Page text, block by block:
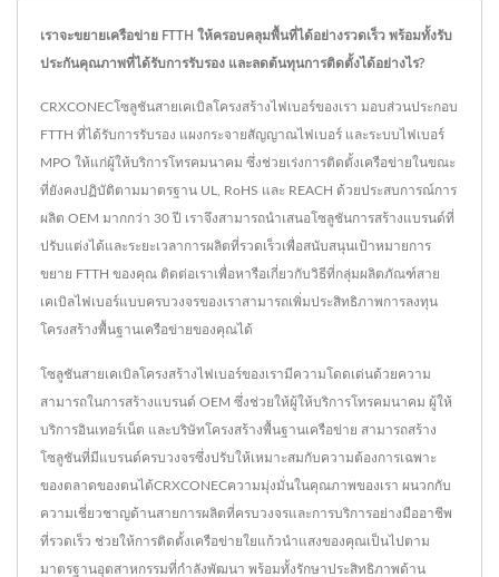
เราจะขยายเครือข่าย FTTH ให้ครอบคลุมพื้นที่ได้อย่างรวดเร็ว พร้อมทั้งรับ
ประกันคุณภาพที่ได้รับการรับรอง และลดต้นทุนการติดตั้งได้อย่างไร?
CRXCONECโซลูชันสายเคเบิลโครงสร้างไฟเบอร์ของเรา มอบส่วนประกอบ
FTTH ที่ได้รับการรับรอง แผงกระจายสัญญาณไฟเบอร์ และระบบไฟเบอร์
MPO ให้แก่ผู้ให้บริการโทรคมนาคม ซึ่งช่วยเร่งการติดตั้งเครือข่ายในขณะ
ที่ยังคงปฏิบัติตามมาตรฐาน UL, RoHS และ REACH ด้วยประสบการณ์การ
ผลิต OEM มากกว่า 30 ปี เราจึงสามารถนำเสนอโซลูชันการสร้างแบรนด์ที่
ปรับแต่งได้และระยะเวลาการผลิตที่รวดเร็วเพื่อสนับสนุนเป้าหมายการ
ขยาย FTTH ของคุณ ติดต่อเราเพื่อหารือเกี่ยวกับวิธีที่กลุ่มผลิตภัณฑ์สาย
เคเบิลไฟเบอร์แบบครบวงจรของเราสามารถเพิ่มประสิทธิภาพการลงทุน
โครงสร้างพื้นฐานเครือข่ายของคุณได้
โซลูชันสายเคเบิลโครงสร้างไฟเบอร์ของเรามีความโดดเด่นด้วยความ
สามารถในการสร้างแบรนด์ OEM ซึ่งช่วยให้ผู้ให้บริการโทรคมนาคม ผู้ให้
บริการอินเทอร์เน็ต และบริษัทโครงสร้างพื้นฐานเครือข่าย สามารถสร้าง
โซลูชันที่มีแบรนด์ครบวงจรซึ่งปรับให้เหมาะสมกับความต้องการเฉพาะ
ของตลาดของตนได้CRXCONECความมุ่งมั่นในคุณภาพของเรา ผนวกกับ
ความเชี่ยวชาญด้านสายการผลิตที่ครบวงจรและการบริการอย่างมืออาชีพ
ที่รวดเร็ว ช่วยให้การติดตั้งเครือข่ายใยแก้วนำแสงของคุณเป็นไปตาม
มาตรฐานอุตสาหกรรมที่กำลังพัฒนา พร้อมทั้งรักษาประสิทธิภาพด้าน